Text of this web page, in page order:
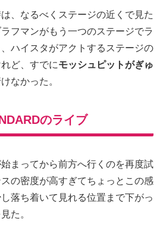
、なるべくステージの近くで見た
フマンがもう一つのステージでラ
ハイスタがアクトするステージの
ど、すでにモッシュピットがぎゅ
なかった。
のライブ
まってから前方へ行くのを再度試
の密度が高すぎてちょっとこの感
落ち着いて見れる位置まで下がっ
た。